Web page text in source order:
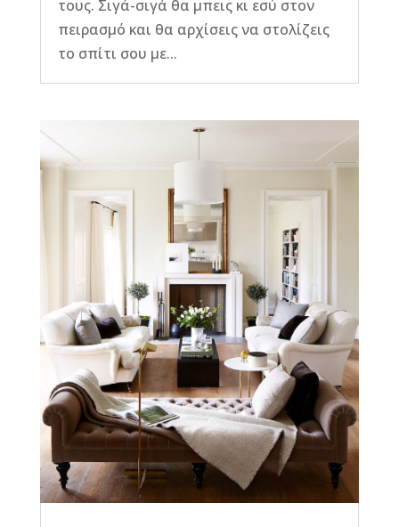
τους. Σιγά-σιγά θα μπεις κι εσύ στον
πειρασμό και θα αρχίσεις να στολίζεις
το σπίτι σου με...